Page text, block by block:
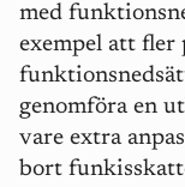
med
exempel att fler
genomföra en
vare extra
bort